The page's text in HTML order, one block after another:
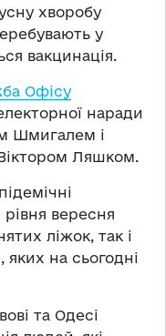
хворобу
у
вакцинація.
Офісу
наради
Шмигалем і
Ляшком.
вересня
ліжок, так і
яких на сьогодні
та Одесі